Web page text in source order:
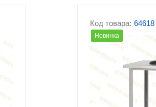
Тепловое оборудование
Код товара: 64618
Новинка